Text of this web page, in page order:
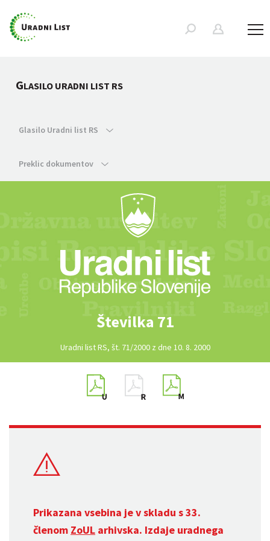
GLASILO URADNI LIST RS
Glasilo Uradni list RS
Preklic dokumentov
Številka 71
Uradni list RS, št. 71/2000 z dne 10. 8. 2000
Prikazana vsebina je v skladu s 33.
členom ZoUL arhivska. Izdaje uradnega